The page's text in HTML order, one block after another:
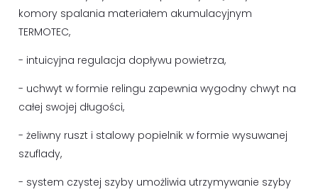
komory spalania materiałem akumulacyjnym
TERMOTEC,
- intuicyjna regulacja dopływu powietrza,
- uchwyt w formie relingu zapewnia wygodny chwyt na
całej swojej długości,
- żeliwny ruszt i stalowy popielnik w formie wysuwanej
szuflady,
- system czystej szyby umożliwia utrzymywanie szyby